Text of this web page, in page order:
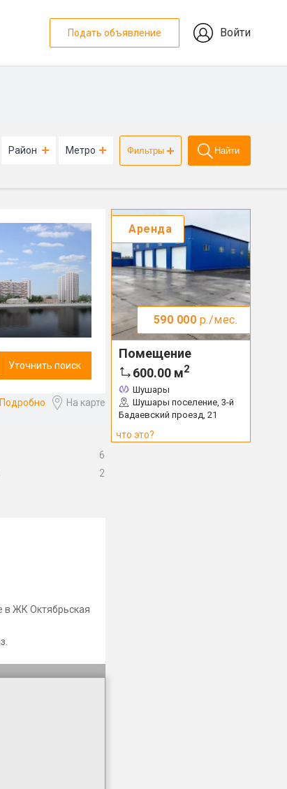
Подать объявление Войти
Район Метро Фильтры Найти
Уточнить поиск
Подробно На карте
6
2
в ЖК Октябрьская
Аренда
590 000 р./мес.
Помещение
600.00 м2
Шушары
Шушары поселение, 3-й
Бадаевский проезд, 21
что это?